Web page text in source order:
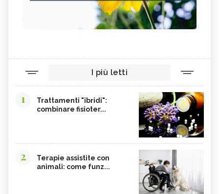
I più letti
1
Trattamenti "ibridi":
combinare fisioter...
2
Terapie assistite con
animali: come funz...